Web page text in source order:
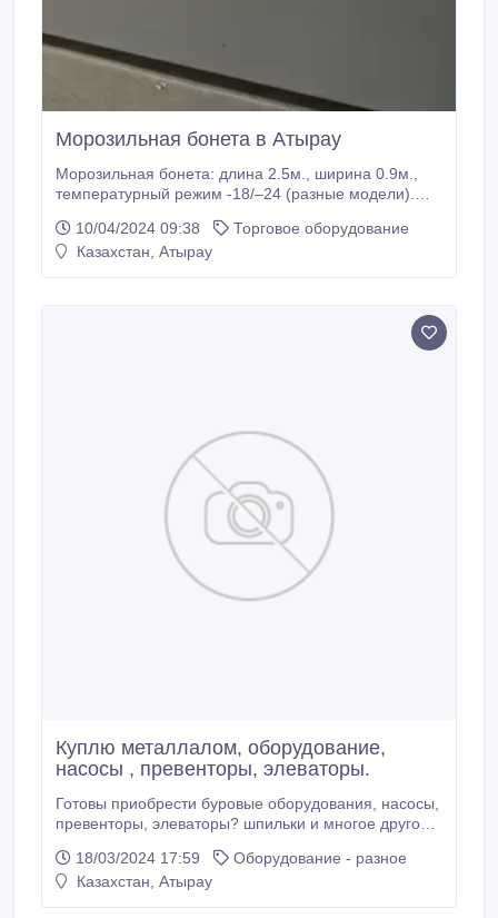
Морозильная бонета в Атырау
Морозильная бонета: длина 2.5м., ширина 0.9м.,
температурный режим -18/–24 (разные модели).
10/04/2024 09:38
Торговое оборудование
Казахстан, Атырау
Куплю металлалом, оборудование,
насосы , превенторы, элеваторы.
Готовы приобрести буровые оборудования, насосы,
превенторы, элеваторы? шпильки и многое другое.
18/03/2024 17:59
Оборудование - разное
Казахстан, Атырау